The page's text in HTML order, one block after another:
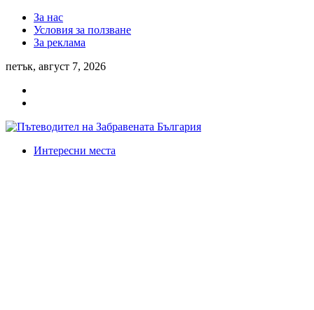
За нас
Условия за ползване
За реклама
петък, август 7, 2026
Интересни места